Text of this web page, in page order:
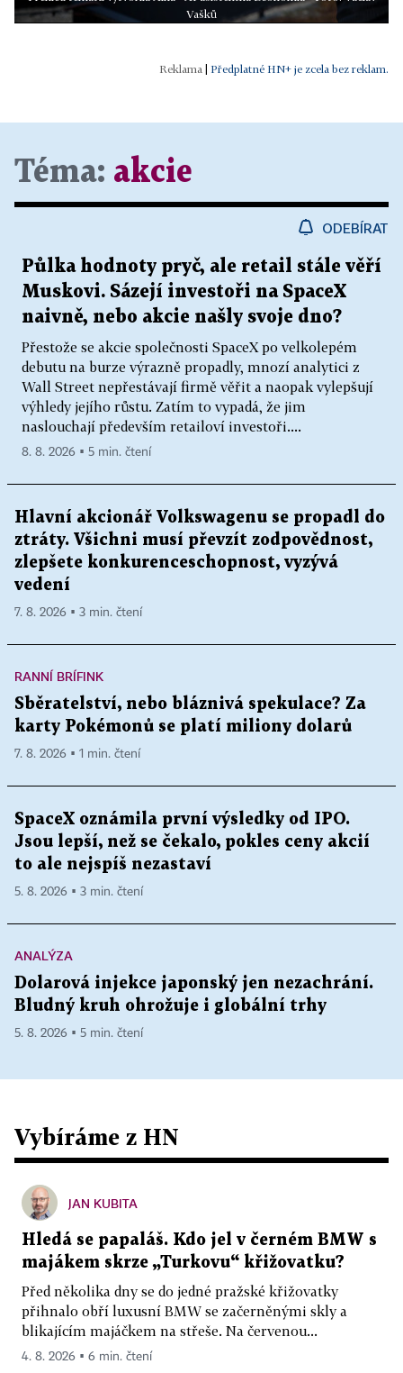
Vašků
Předplatné HN+ je zcela bez reklam.
Téma: akcie
ODEBÍRAT
Půlka hodnoty pryč, ale retail stále věří
Muskovi. Sázejí investoři na SpaceX
naivně, nebo akcie našly svoje dno?
Přestože se akcie společnosti SpaceX po velkolepém
debutu na burze výrazně propadly, mnozí analytici z
Wall Street nepřestávají firmě věřit a naopak vylepšují
výhledy jejího růstu. Zatím to vypadá, že jim
naslouchají především retailoví investoři....
8. 8. 2026 ▪ 5 min. čtení
Hlavní akcionář Volkswagenu se propadl do
ztráty. Všichni musí převzít zodpovědnost,
zlepšete konkurenceschopnost, vyzývá
vedení
7. 8. 2026 ▪ 3 min. čtení
RANNÍ BRÍFINK
Sběratelství, nebo bláznivá spekulace? Za
karty Pokémonů se platí miliony dolarů
7. 8. 2026 ▪ 1 min. čtení
SpaceX oznámila první výsledky od IPO.
Jsou lepší, než se čekalo, pokles ceny akcií
to ale nejspíš nezastaví
5. 8. 2026 ▪ 3 min. čtení
ANALÝZA
Dolarová injekce japonský jen nezachrání.
Bludný kruh ohrožuje i globální trhy
5. 8. 2026 ▪ 5 min. čtení
Vybíráme z HN
JAN KUBITA
Hledá se papaláš. Kdo jel v černém BMW s
majákem skrze „Turkovu“ křižovatku?
Před několika dny se do jedné pražské křižovatky
přihnalo obří luxusní BMW se začerněnými skly a
blikajícím majáčkem na střeše. Na červenou...
4. 8. 2026 ▪ 6 min. čtení